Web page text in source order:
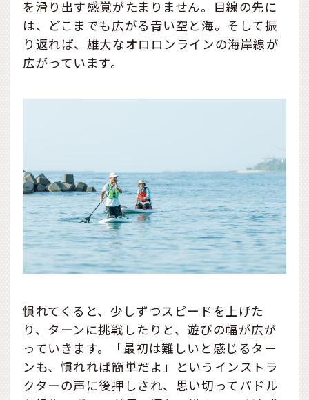
を滑り出す感覚がたまりません。目線の先に
は、どこまでも広がる青い空と海。そして振
り返れば、雄大なオロロンラインの海岸線が
広がっています。
慣れてくると、少しずつスピードを上げた
り、ターンに挑戦したりと、遊びの幅が広が
っていきます。「最初は難しいと感じるター
ンも、慣れれば簡単だよ」というインストラ
クターの声に後押しされ、思い切ってパドル